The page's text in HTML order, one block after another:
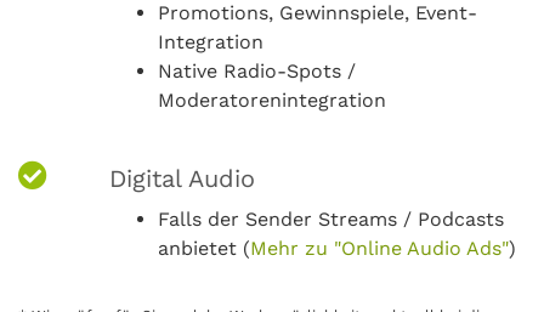
Promotions, Gewinnspiele, Event-
Integration
Native Radio-Spots /
Moderatorenintegration
Digital Audio
Falls der Sender Streams / Podcasts
anbietet (Mehr zu "Online Audio Ads")